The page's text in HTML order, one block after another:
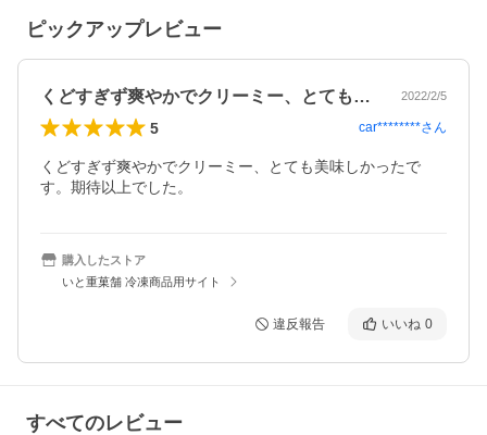
ピックアップレビュー
くどすぎず爽やかでクリーミー、とても美… 2022/2/5
5 car********さん
くどすぎず爽やかでクリーミー、とても美味しかったで
す。期待以上でした。
購入したストア
いと重菓舗 冷凍商品用サイト
違反報告 いいね 0
すべてのレビュー